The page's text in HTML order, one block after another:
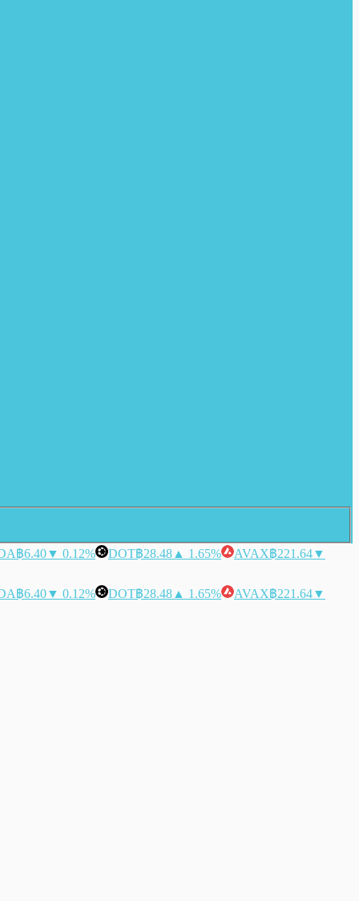
฿6.40▼ 0.12% DOT฿28.48 ▲ 1.65% AVAX฿221.64▼
฿6.40▼ 0.12% DOT฿28.48 ▲ 1.65% AVAX฿221.64▼